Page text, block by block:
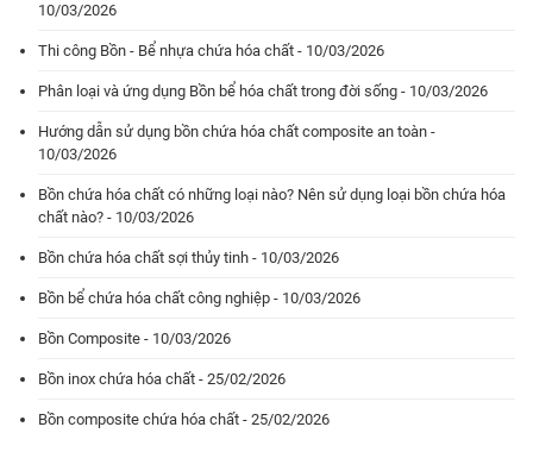
10/03/2026
Thi công Bồn - Bể nhựa chứa hóa chất - 10/03/2026
Phân loại và ứng dụng Bồn bể hóa chất trong đời sống - 10/03/2026
Hướng dẫn sử dụng bồn chứa hóa chất composite an toàn -
10/03/2026
Bồn chứa hóa chất có những loại nào? Nên sử dụng loại bồn chứa hóa
chất nào? - 10/03/2026
Bồn chứa hóa chất sợi thủy tinh - 10/03/2026
Bồn bể chứa hóa chất công nghiệp - 10/03/2026
Bồn Composite - 10/03/2026
Bồn inox chứa hóa chất - 25/02/2026
Bồn composite chứa hóa chất - 25/02/2026